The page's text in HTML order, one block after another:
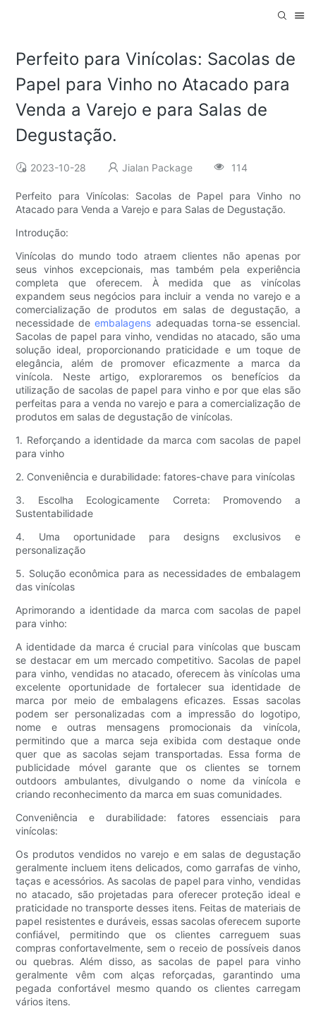
Perfeito para Vinícolas: Sacolas de
Papel para Vinho no Atacado para
Venda a Varejo e para Salas de
Degustação.
2023-10-28 Jialan Package 114
Perfeito para Vinícolas: Sacolas de Papel para Vinho no
Atacado para Venda a Varejo e para Salas de Degustação.
Introdução:
Vinícolas do mundo todo atraem clientes não apenas por
seus vinhos excepcionais, mas também pela experiência
completa que oferecem. À medida que as vinícolas
expandem seus negócios para incluir a venda no varejo e a
comercialização de produtos em salas de degustação, a
necessidade deembalagens adequadas torna-se essencial.
Sacolas de papel para vinho, vendidas no atacado, são uma
solução ideal, proporcionando praticidade e um toque de
elegância, além de promover eficazmente a marca da
vinícola. Neste artigo, exploraremos os benefícios da
utilização de sacolas de papel para vinho e por que elas são
perfeitas para a venda no varejo e para a comercialização de
produtos em salas de degustação de vinícolas.
1. Reforçando a identidade da marca com sacolas de papel
para vinho
2. Conveniência e durabilidade: fatores-chave para vinícolas
3. Escolha Ecologicamente Correta: Promovendo a
Sustentabilidade
4. Uma oportunidade para designs exclusivos e
personalização
5. Solução econômica para as necessidades de embalagem
das vinícolas
Aprimorando a identidade da marca com sacolas de papel
para vinho:
A identidade da marca é crucial para vinícolas que buscam
se destacar em um mercado competitivo. Sacolas de papel
para vinho, vendidas no atacado, oferecem às vinícolas uma
excelente oportunidade de fortalecer sua identidade de
marca por meio de embalagens eficazes. Essas sacolas
podem ser personalizadas com a impressão do logotipo,
nome e outras mensagens promocionais da vinícola,
permitindo que a marca seja exibida com destaque onde
quer que as sacolas sejam transportadas. Essa forma de
publicidade móvel garante que os clientes se tornem
outdoors ambulantes, divulgando o nome da vinícola e
criando reconhecimento da marca em suas comunidades.
Conveniência e durabilidade: fatores essenciais para
vinícolas:
Os produtos vendidos no varejo e em salas de degustação
geralmente incluem itens delicados, como garrafas de vinho,
taças e acessórios. As sacolas de papel para vinho, vendidas
no atacado, são projetadas para oferecer proteção ideal e
praticidade no transporte desses itens. Feitas de materiais de
papel resistentes e duráveis, essas sacolas oferecem suporte
confiável, permitindo que os clientes carreguem suas
compras confortavelmente, sem o receio de possíveis danos
ou quebras. Além disso, as sacolas de papel para vinho
geralmente vêm com alças reforçadas, garantindo uma
pegada confortável mesmo quando os clientes carregam
vários itens.